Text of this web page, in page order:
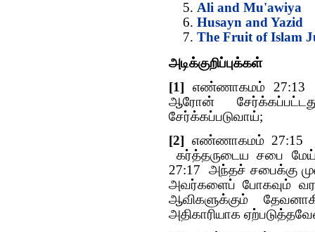
Ali and Mu'awiya
Husayn and Yazid
The Fruit of Islam
அடிக்குறிப்புக்கள்
[1]எண்ணாகமம் 27:13
ஆரோன்
சேர்க்கப்படுவாய்;
[2] எண்ணாகமம் 27:15
கர்த்தருடைய சபை
27:17 அந்தச் சபைக்கு
அவர்களைப் போகவும்
ஆவிகளுக்கும்
அதிகாரியாக